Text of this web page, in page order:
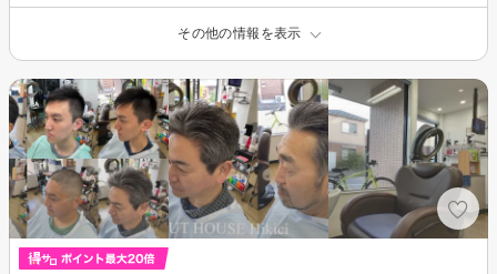
その他の情報を表示